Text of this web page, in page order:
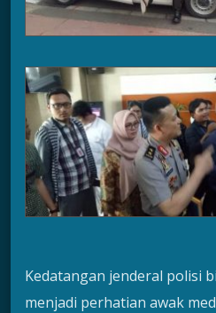
Kedatangan jenderal polisi
menjadi perhatian awak